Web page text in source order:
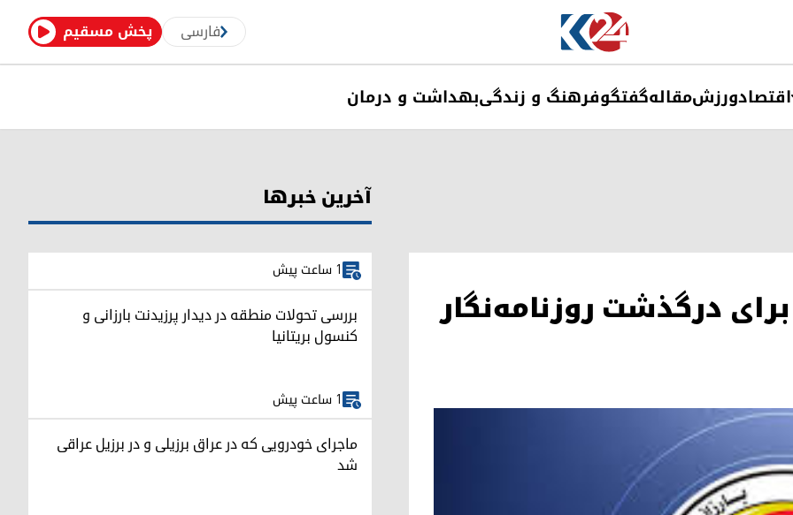
پخش مسقیم فارسی
اقتصادورزشمقالهگفتگوفرهنگ و زندگیبهداشت و درمان
برای درگذشت روزنامه‌نگار
آخرین خبرها
1 ساعت پیش
بررسی تحولات منطقه در دیدار پرزیدنت بارزانی و
کنسول بریتانیا
1 ساعت پیش
ماجرای خودرویی که در عراق برزیلی و در برزیل عراقی
شد